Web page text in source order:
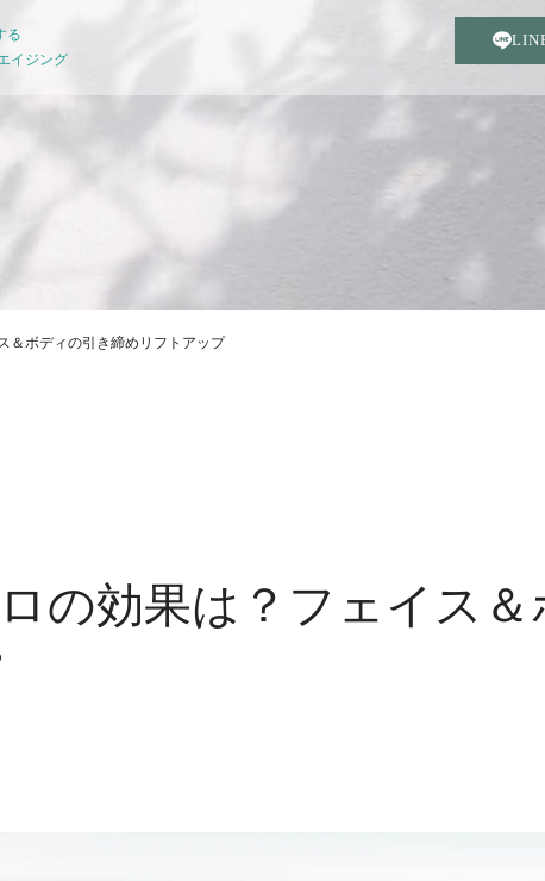
る
イジング
＆ボディの引き締めリフトアップ
の効果は？フェイス